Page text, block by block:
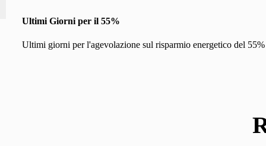
Ultimi Giorni per il 55%
Ultimi giorni per l'agevolazione sul risparmio energetico del